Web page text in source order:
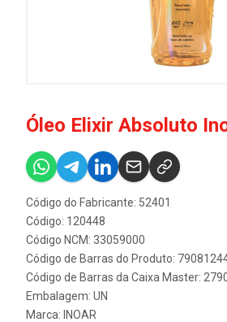
Óleo Elixir Absoluto
Código do Fabricante: 52401
Código: 120448
Código NCM: 33059000
Código de Barras do Produto:
Código de Barras da Caixa Master:
Embalagem: UN
Marca: INOAR